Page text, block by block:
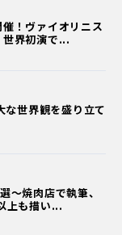
！ヴァイオリニス
世界初演で...
世界観を盛り立て
〜焼肉店で執筆、
上も描い...